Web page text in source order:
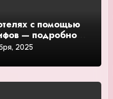
с помощью
— подробное
2025